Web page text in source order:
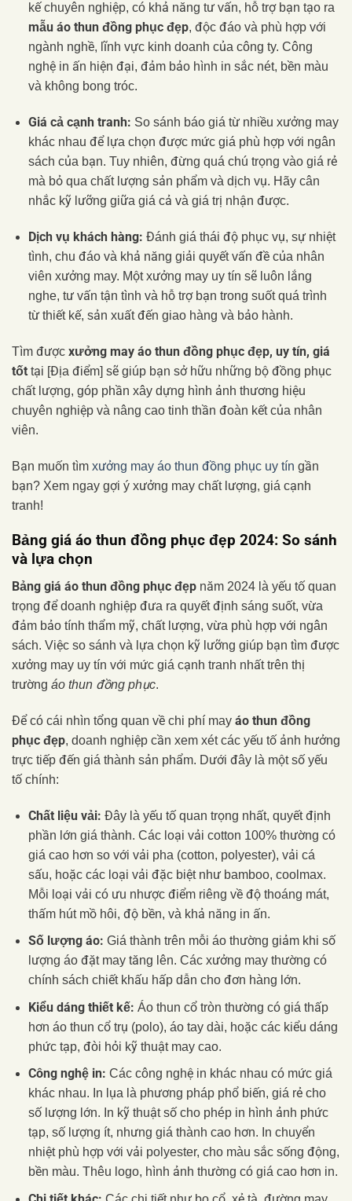
kế chuyên nghiệp, có khả năng tư vấn, hỗ trợ bạn tạo ra
mẫu áo thun đồng phục đẹp, độc đáo và phù hợp với
ngành nghề, lĩnh vực kinh doanh của công ty. Công
nghệ in ấn hiện đại, đảm bảo hình in sắc nét, bền màu
và không bong tróc.
Giá cả cạnh tranh: So sánh báo giá từ nhiều xưởng may
khác nhau để lựa chọn được mức giá phù hợp với ngân
sách của bạn. Tuy nhiên, đừng quá chú trọng vào giá rẻ
mà bỏ qua chất lượng sản phẩm và dịch vụ. Hãy cân
nhắc kỹ lưỡng giữa giá cả và giá trị nhận được.
Dịch vụ khách hàng: Đánh giá thái độ phục vụ, sự nhiệt
tình, chu đáo và khả năng giải quyết vấn đề của nhân
viên xưởng may. Một xưởng may uy tín sẽ luôn lắng
nghe, tư vấn tận tình và hỗ trợ bạn trong suốt quá trình
từ thiết kế, sản xuất đến giao hàng và bảo hành.
Tìm được xưởng may áo thun đồng phục đẹp, uy tín, giá
tốt tại [Địa điểm] sẽ giúp bạn sở hữu những bộ đồng phục
chất lượng, góp phần xây dựng hình ảnh thương hiệu
chuyên nghiệp và nâng cao tinh thần đoàn kết của nhân
viên.
Bạn muốn tìm xưởng may áo thun đồng phục uy tín gần
bạn? Xem ngay gợi ý xưởng may chất lượng, giá cạnh
tranh!
Bảng giá áo thun đồng phục đẹp 2024: So sánh
và lựa chọn
Bảng giá áo thun đồng phục đẹp năm 2024 là yếu tố quan
trọng để doanh nghiệp đưa ra quyết định sáng suốt, vừa
đảm bảo tính thẩm mỹ, chất lượng, vừa phù hợp với ngân
sách. Việc so sánh và lựa chọn kỹ lưỡng giúp bạn tìm được
xưởng may uy tín với mức giá cạnh tranh nhất trên thị
trường áo thun đồng phục.
Để có cái nhìn tổng quan về chi phí may áo thun đồng
phục đẹp, doanh nghiệp cần xem xét các yếu tố ảnh hưởng
trực tiếp đến giá thành sản phẩm. Dưới đây là một số yếu
tố chính:
Chất liệu vải: Đây là yếu tố quan trọng nhất, quyết định
phần lớn giá thành. Các loại vải cotton 100% thường có
giá cao hơn so với vải pha (cotton, polyester), vải cá
sấu, hoặc các loại vải đặc biệt như bamboo, coolmax.
Mỗi loại vải có ưu nhược điểm riêng về độ thoáng mát,
thấm hút mồ hôi, độ bền, và khả năng in ấn.
Số lượng áo: Giá thành trên mỗi áo thường giảm khi số
lượng áo đặt may tăng lên. Các xưởng may thường có
chính sách chiết khấu hấp dẫn cho đơn hàng lớn.
Kiểu dáng thiết kế: Áo thun cổ tròn thường có giá thấp
hơn áo thun cổ trụ (polo), áo tay dài, hoặc các kiểu dáng
phức tạp, đòi hỏi kỹ thuật may cao.
Công nghệ in: Các công nghệ in khác nhau có mức giá
khác nhau. In lụa là phương pháp phổ biến, giá rẻ cho
số lượng lớn. In kỹ thuật số cho phép in hình ảnh phức
tạp, số lượng ít, nhưng giá thành cao hơn. In chuyển
nhiệt phù hợp với vải polyester, cho màu sắc sống động,
bền màu. Thêu logo, hình ảnh thường có giá cao hơn in.